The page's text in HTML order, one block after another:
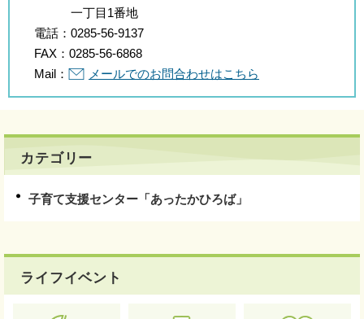
一丁目1番地
電話： 0285-56-9137
FAX： 0285-56-6868
Mail：
メールでのお問合わせはこちら
カテゴリー
子育て支援センター「あったかひろば」
ライフイベント